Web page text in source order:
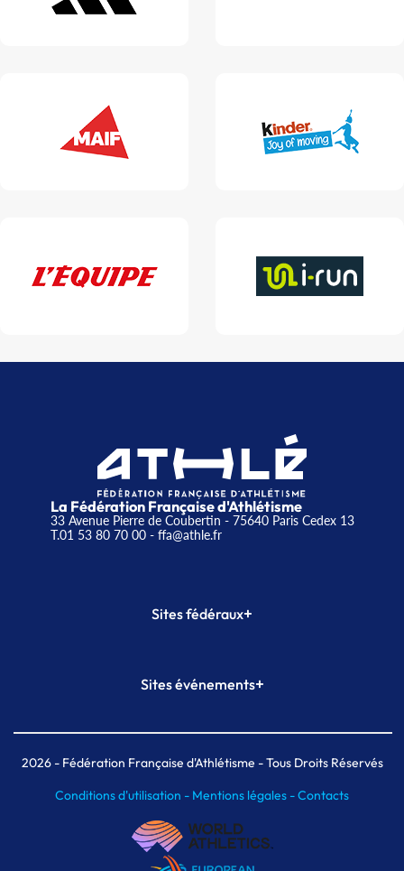
La Fédération Française d'Athlétisme
33 Avenue Pierre de Coubertin - 75640 Paris Cedex 13
T.01 53 80 70 00- ffa@athle.fr
Sites fédéraux+
Plateforme Formation
Sites événements+
Meeting de Paris indoor
MAIF Ekiden de Paris
2026- Fédération Française d'Athlétisme - Tous Droits Réservés
Conditions d'utilisation - Mentions légales -Contacts